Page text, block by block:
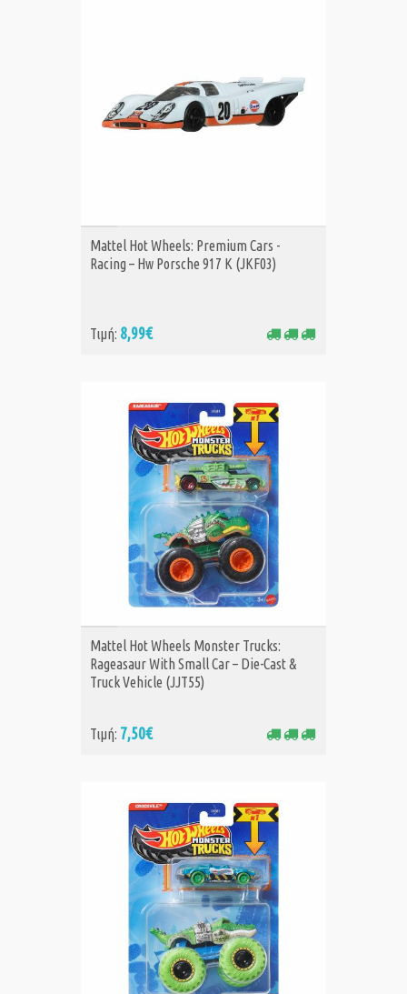
ΑΓΟΡΑ
Mattel Hot Wheels: Premium Cars -
Racing – Hw Porsche 917 K (JKF03)
Τιμή: 8,99€
ΑΓΟΡΑ
Mattel Hot Wheels Monster Trucks:
Rageasaur With Small Car – Die-Cast &
Truck Vehicle (JJT55)
Τιμή: 7,50€